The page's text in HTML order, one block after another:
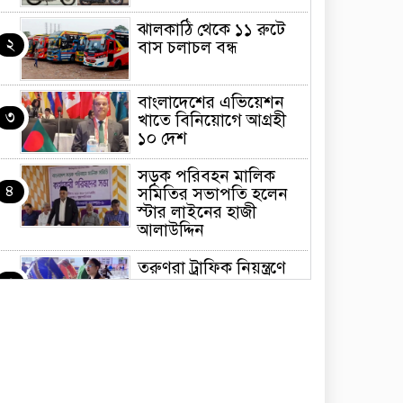
২
ঝালকাঠি থেকে ১১ রুটে
বাস চলাচল বন্ধ
৩
বাংলাদেশের এভিয়েশন
খাতে বিনিয়োগে আগ্রহী
১০ দেশ
৪
সড়ক পরিবহন মালিক
সমিতির সভাপতি হলেন
স্টার লাইনের হাজী
আলাউদ্দিন
৫
তরুণরা ট্রাফিক নিয়ন্ত্রণে
নামুক আবার